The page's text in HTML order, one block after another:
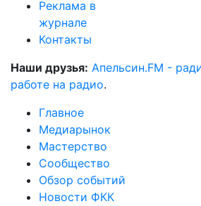
Реклама в
журнале
Контакты
Наши друзья: Апельсин.FM -
работе на радио.
Главное
Медиарынок
Мастерство
Сообщество
Обзор событий
Новости ФКК